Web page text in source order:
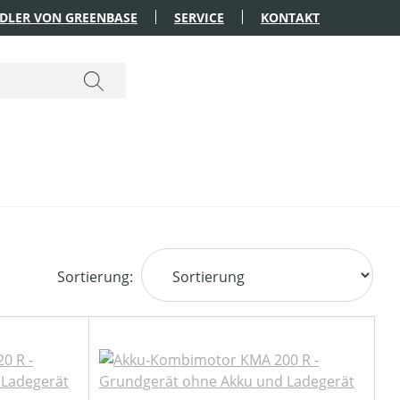
VON GREENBASE SERVICE KONTAKT
Sortierung: